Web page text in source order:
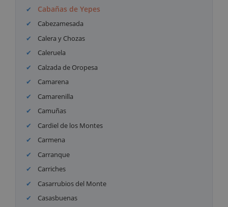
Cabañas de Yepes
Cabezamesada
Calera y Chozas
Caleruela
Calzada de Oropesa
Camarena
Camarenilla
Camuñas
Cardiel de los Montes
Carmena
Carranque
Carriches
Casarrubios del Monte
Casasbuenas